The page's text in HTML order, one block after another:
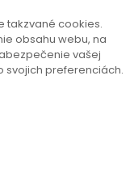
takzvané cookies.
obsahu webu, na
vašej
svojich preferenciách.